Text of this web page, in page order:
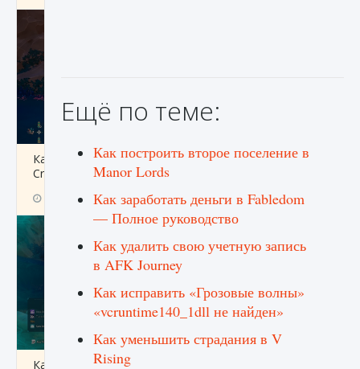
Как разблокировать заклинание Крист в
Creatures of Ava
9 августа 2024 1 393 0 0
Как приручить существ из степей Тамура в
Ещё по теме:
Как построить второе поселение в
Manor Lords
Как заработать деньги в Fabledom
— Полное руководство
Как удалить свою учетную запись
в AFK Journey
Как исправить «Грозовые волны»
«vcruntime140_1dll не найден»
Как уменьшить страдания в V
Rising